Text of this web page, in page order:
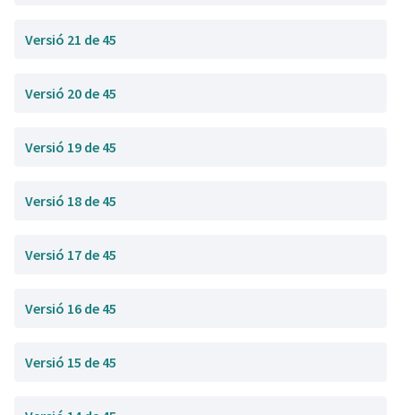
Versió 21 de 45
Versió 20 de 45
Versió 19 de 45
Versió 18 de 45
Versió 17 de 45
Versió 16 de 45
Versió 15 de 45